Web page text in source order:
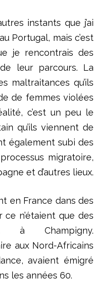
instants que j’ai
Portugal, mais c’est
je rencontrais des
leur parcours. La
maltraitances qu’ils
de femmes violées
c’est un peu le
qu’ils viennent de
également subi des
migratoire,
et d’autres lieux.
en France dans des
n’étaient que des
à Champigny.
aux Nord-Africains
avaient émigré
les années 60.